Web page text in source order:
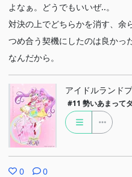
よなぁ。どうでもいいぜ..。
対決の上でどちらかを消す、余
つめ合う契機にしたのは良かっ
なんだから。
アイドルランド
#11 勢いあまって
0 0